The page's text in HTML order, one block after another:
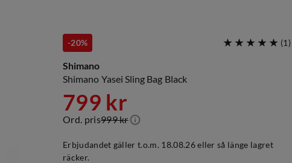
-20% (1)
Shimano
Shimano Yasei Sling Bag Black
discounted
price
799 kr
original
price
Ord. pris999 kr
Erbjudandet gäller t.o.m. 18.08.26 eller så länge lagret
räcker.